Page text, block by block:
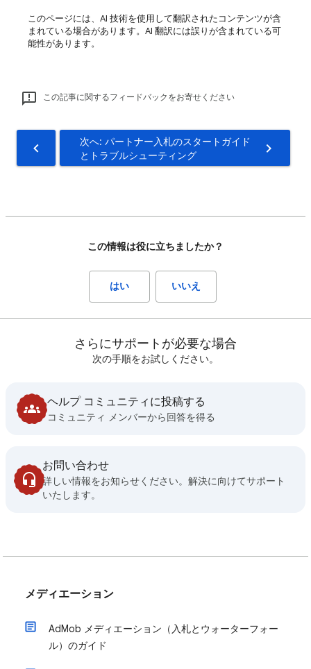
このページには、AI 技術を使用して翻訳されたコンテンツが含
まれている場合があります。AI 翻訳には誤りが含まれている可
能性があります。
この記事に関するフィードバックをお寄せください
次へ: パートナー入札のスタートガイド
とトラブルシューティング
この情報は役に立ちましたか？
はい いいえ
さらにサポートが必要な場合
次の手順をお試しください。
ヘルプ コミュニティに投稿する
コミュニティ メンバーから回答を得る
お問い合わせ
詳しい情報をお知らせください。解決に向けてサポート
いたします。
メディエーション
AdMob メディエーション（入札とウォーターフォー
ル）のガイド